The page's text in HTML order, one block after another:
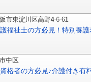
市東淀川区高野4-6-61
中区